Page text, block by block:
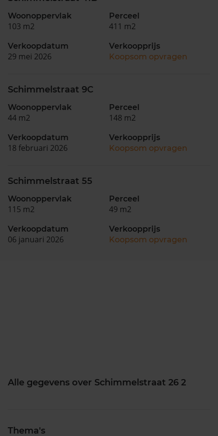
Woonoppervlak
103 m2
Perceel
411 m2
Verkoopdatum
29 mei 2026
Verkoopprijs
Koopsom opvragen
Schimmelstraat 9C
Woonoppervlak
44 m2
Perceel
148 m2
Verkoopdatum
18 februari 2026
Verkoopprijs
Koopsom opvragen
Schimmelstraat 55
Woonoppervlak
115 m2
Perceel
49 m2
Verkoopdatum
06 januari 2026
Verkoopprijs
Koopsom opvragen
Alle gegevens over Schimmelstraat 26 2
Thema's